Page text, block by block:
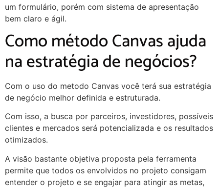
um formulário, porém com sistema de apresentação
bem claro e ágil.
Como método Canvas ajuda
na estratégia de negócios?
Com o uso do metodo Canvas você terá sua estratégia
de negócio melhor definida e estruturada.
Com isso, a busca por parceiros, investidores, possíveis
clientes e mercados será potencializada e os resultados
otimizados.
A visão bastante objetiva proposta pela ferramenta
permite que todos os envolvidos no projeto consigam
entender o projeto e se engajar para atingir as metas,